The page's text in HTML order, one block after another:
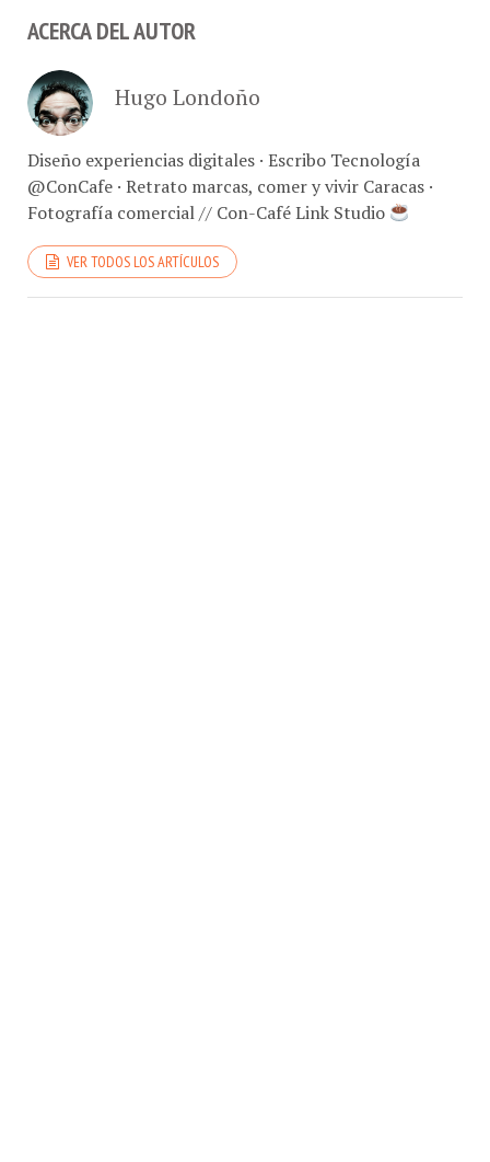
Diseño experiencias digitales · Escribo Tecnología
@ConCafe · Retrato marcas, comer y vivir Caracas ·
Fotografía comercial // Con-Café Link Studio